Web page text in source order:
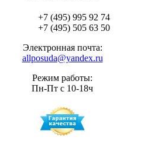
+7 (495) 995 92 74
+7 (495) 505 63 50
Электронная почта:
allposuda@yandex.ru
Режим работы:
Пн-Пт с 10-18ч